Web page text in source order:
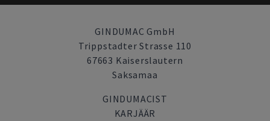
GINDUMAC GmbH
Trippstadter Strasse 110
67663 Kaiserslautern
Saksamaa
GINDUMACIST
KARJÄÄR